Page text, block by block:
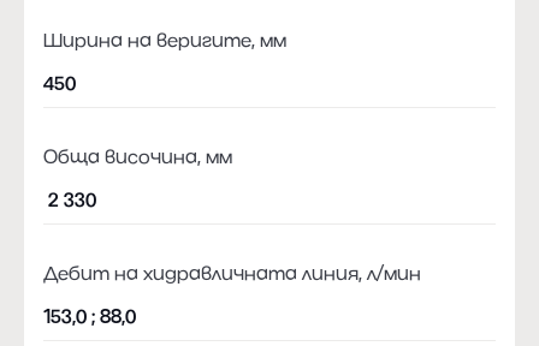
Ширина на веригите, мм
450
Обща височина, мм
2 330
Дебит на хидравличната линия, л/мин
153,0 ; 88,0